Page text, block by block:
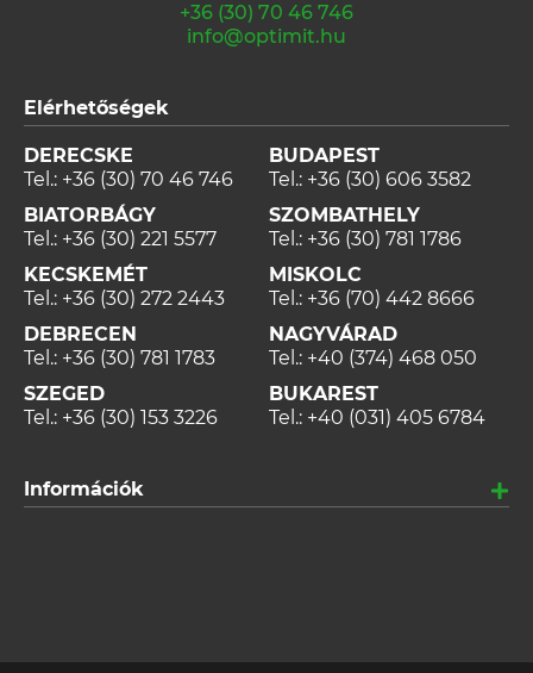
+36 (30) 70 46 746
info@optimit.hu
Elérhetőségek
DERECSKE
Tel.: +36 (30) 70 46 746
BIATORBÁGY
Tel.: +36 (30) 221 5577
KECSKEMÉT
Tel.: +36 (30) 272 2443
DEBRECEN
Tel.: +36 (30) 781 1783
SZEGED
Tel.: +36 (30) 153 3226
BUDAPEST
Tel.: +36 (30) 606 3582
SZOMBATHELY
Tel.: +36 (30) 781 1786
MISKOLC
Tel.: +36 (70) 442 8666
NAGYVÁRAD
Tel.: +40 (374) 468 050
BUKAREST
Tel.: +40 (031) 405 6784
Információk